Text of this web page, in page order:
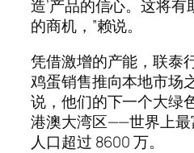
造’产品的信心。这将
的商机，”赖说。
凭借激增的产能，联泰
鸡蛋销售推向本地市场
说，他们的下一个大绿
港澳大湾区——世界上最
人口超过 8600 万。